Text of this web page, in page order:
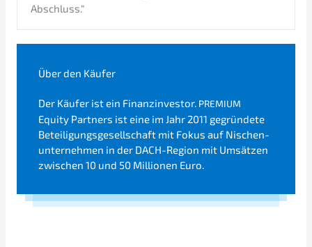
Abschluss.“
Über den Käufer
Der Käufer ist ein Finanz­in­ves­tor. PREMIUM
Equity Partners ist eine im Jahr 2011 gegrün­de­te
Betei­li­gungs­ge­sell­schaft mit Fokus auf Nischen­
un­ter­neh­men in der DACH-Region mit Umsät­zen
zwischen 10 und 50 Millio­nen Euro.